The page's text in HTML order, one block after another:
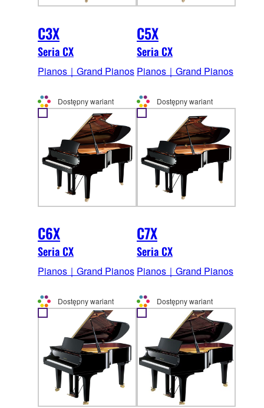
C3X
Seria CX
Pianos｜Grand Pianos
Dostępny wariant
C5X
Seria CX
Pianos｜Grand Pianos
Dostępny wariant
C6X
Seria CX
Pianos｜Grand Pianos
Dostępny wariant
C7X
Seria CX
Pianos｜Grand Pianos
Dostępny wariant